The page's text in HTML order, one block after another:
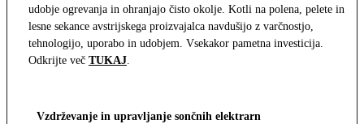
udobje ogrevanja in ohranjajo čisto okolje. Kotli na polena, pelete in
lesne sekance avstrijskega proizvajalca navdušijo z varčnostjo,
tehnologijo, uporabo in udobjem. Vsekakor pametna investicija.
Odkrijte več TUKAJ.
Vzdrževanje in upravljanje sončnih elektrarn